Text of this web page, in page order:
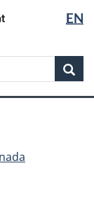
»
la
langue
EN